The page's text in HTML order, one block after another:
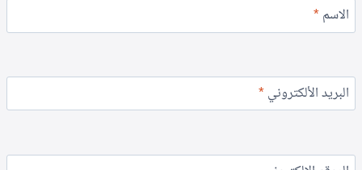
الاسم*
البريد الألكتروني*